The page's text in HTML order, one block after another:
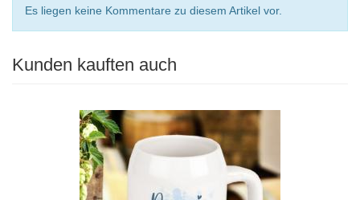
Es liegen keine Kommentare zu diesem Artikel vor.
Kunden kauften auch